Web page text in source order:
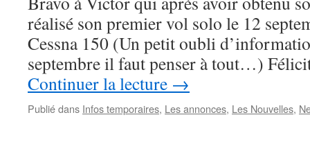
réalisé son premier vol solo le 12
Cessna 150 (Un petit oubli
septembre il faut penser à tout…)
Continuer la lecture →
Publié dans Infos temporaires, Les annonces, Les Nouvelles,